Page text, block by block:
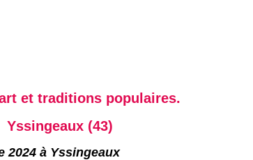
et traditions populaires.
Yssingeaux (43)
2024 à Yssingeaux